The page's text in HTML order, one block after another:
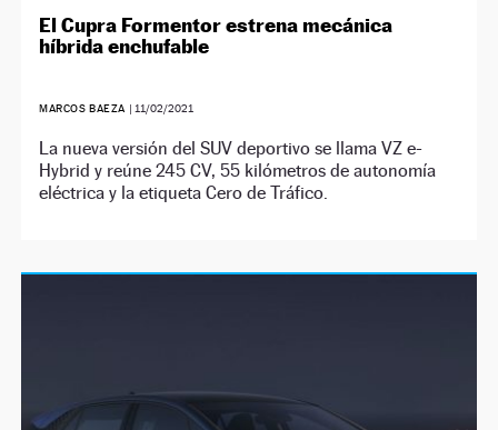
El Cupra Formentor estrena mecánica
híbrida enchufable
MARCOS BAEZA | 11/02/2021
La nueva versión del SUV deportivo se llama VZ e-
Hybrid y reúne 245 CV, 55 kilómetros de autonomía
eléctrica y la etiqueta Cero de Tráfico.